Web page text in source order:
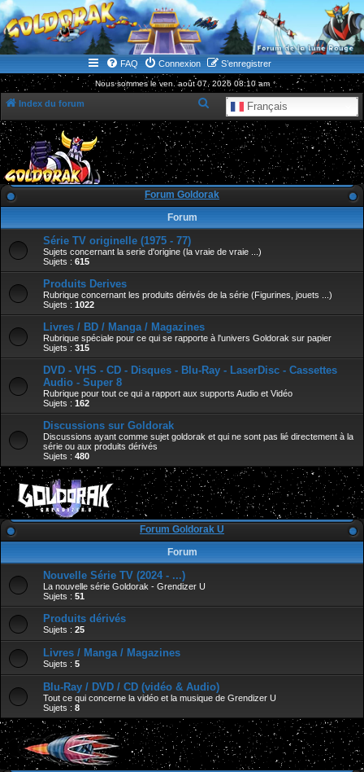
WWW.GOLDORAKGO.COM
le site de la Lune Rouge
FAQ Connexion S’enregistrer
Nous sommes le ven. août 07, 2026 08:10 am
Index du forum Français
e
c
h
r
Forum Goldorak
Forum
Série TV originelle (1975 - 77)
Sujets concernant la serie d'origine (la vraie de vraie ...)
Sujets : 615
Produits Derives
Rubrique concernant les produits dérivés de la série (Figurines, jouets ...)
Sujets : 1022
Livres / BD / Manga / Magazines
Rubrique spéciale pour ce qui se rapporte à l'univers Goldorak sur papier
Sujets : 315
DVD - VHS - CD - Disques - Blu-Ray - LaserDisc - Cassettes
Audio - Super 8
Rubrique pour tout ce qui a rapport aux supports Audio et Vidéo
Sujets : 162
Discussions sur Goldorak
Discussions ayant comme sujet goldorak et qui ne sont pas lié directement à la
série ou aux produits dérivés
Sujets : 480
Forum Goldorak U
Forum
Nouvelle Série TV (2024 - ...)
La nouvelle série Goldorak - Grendizer U
Sujets : 51
Produits dérivés
Sujets : 25
Livres / Manga / Magazines
Sujets : 5
Blu-Ray / DVD / CD (vidéo & Audio)
Tout ce qui concerne la vidéo et la musique de Grendizer U
Sujets : 8